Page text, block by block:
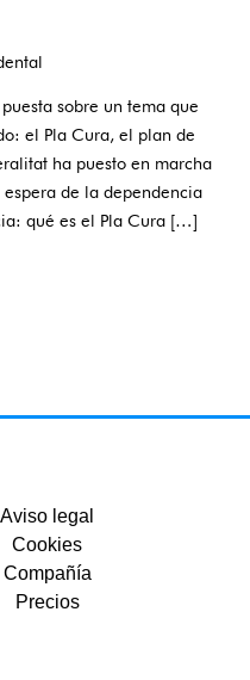
sobre un tema que
el Pla Cura, el plan de
ha puesto en marcha
de la dependencia
qué es el Pla Cura […]
Aviso legal
Cookies
Compañía
Precios